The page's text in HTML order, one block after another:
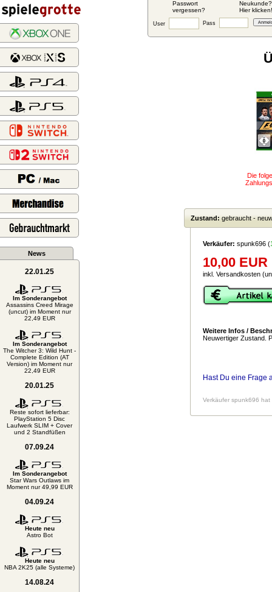
Passwort
vergessen?
Neukunde?
Hier klicken!
User Pass
News
22.01.25
Im Sonderangebot
Assassins Creed Mirage
(uncut) im Moment nur
22,49 EUR
Im Sonderangebot
The Witcher 3: Wild Hunt -
Complete Edition (AT
Version) im Moment nur
22,49 EUR
20.01.25
Reste sofort lieferbar:
PlayStation 5 Disc
Laufwerk SLIM + Cover
und 2 Standfüßen
07.09.24
Im Sonderangebot
Star Wars Outlaws im
Moment nur 49,99 EUR
04.09.24
Heute neu
Astro Bot
Heute neu
NBA 2K25 (alle Systeme)
14.08.24
Die
Zustand:gebraucht -
Verkäufer: spunk696 (
10,00 EUR
inkl. Versandkosten
Weitere Infos /
Neuwertiger Zustand.
Hast Du eine Frage
Verkäufer spunk696 hat